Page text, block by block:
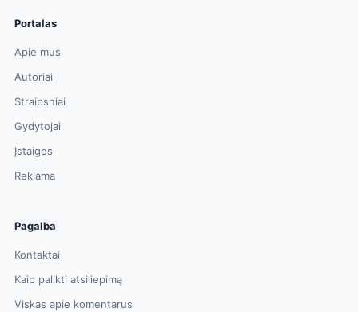
Portalas
Apie mus
Autoriai
Straipsniai
Gydytojai
Įstaigos
Reklama
Pagalba
Kontaktai
Kaip palikti atsiliepimą
Viskas apie komentarus